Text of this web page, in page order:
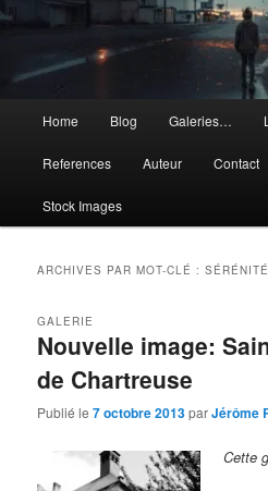
principal
Home Blog Galeries…
References Auteur Contact
Stock Images
ARCHIVES PAR MOT-CLÉ :SÉRÉNITÉ
Nouvelle image:
de Chartreuse
GALERIE
Publié le7 octobre 2013parJérôme
Cette